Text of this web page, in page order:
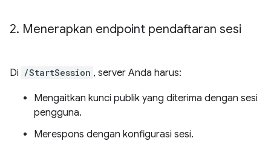
2. Menerapkan endpoint pendaftaran sesi
Di /StartSession , server Anda harus:
Mengaitkan kunci publik yang diterima dengan sesi
pengguna.
Merespons dengan konfigurasi sesi.